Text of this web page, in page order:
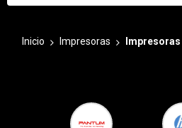
Inicio Impresoras Impresoras